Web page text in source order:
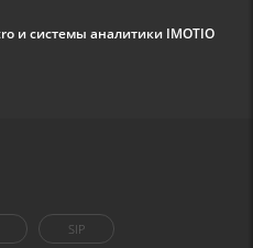
и системы аналитики IMOTIO
SIP